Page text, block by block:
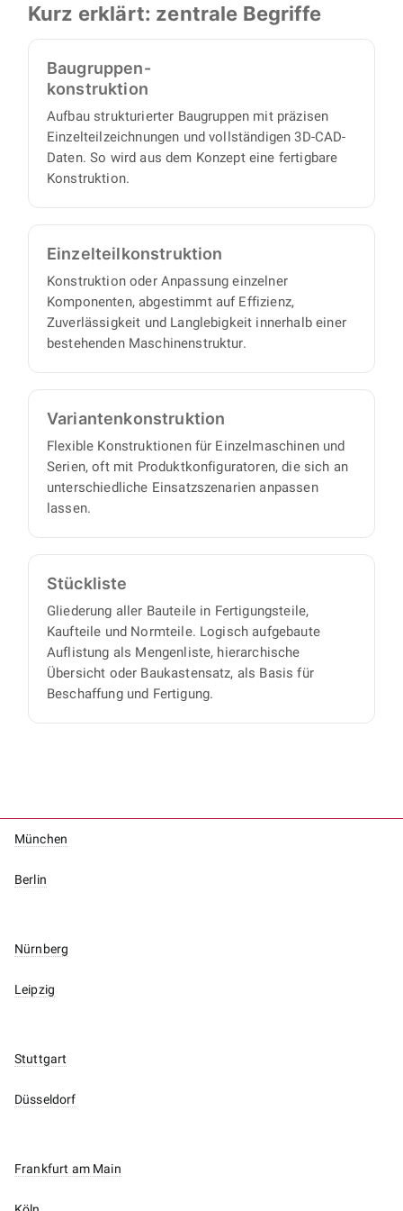
Montagezeichnungen, Einzelteilzeichnungen
sowie strukturierte Stücklisten. Damit lassen
beschaffen oder fertigen.
Kurz erklärt: zentrale Begriffe
Baugruppen-
konstruktion
Aufbau strukturierter Baugruppen mit präzisen
Einzelteilzeichnungen und vollständigen 3D-CAD-
Daten. So wird aus dem Konzept eine fertigbare
Konstruktion.
Einzelteil­konstruktion
Konstruktion oder Anpassung einzelner
Komponenten, abgestimmt auf Effizienz,
Zuverlässigkeit und Langlebigkeit innerhalb einer
bestehenden Maschinenstruktur.
Varianten­konstruktion
Flexible Konstruktionen für Einzelmaschinen und
Serien, oft mit Produktkonfiguratoren, die sich an
unterschiedliche Einsatzszenarien anpassen
lassen.
Stückliste
Gliederung aller Bauteile in Fertigungsteile,
Kaufteile und Normteile. Logisch aufgebaute
Auflistung als Mengenliste, hierarchische
Übersicht oder Baukastensatz, als Basis für
Beschaffung und Fertigung.
München
Berlin
Nürnberg
Leipzig
Stuttgart
Düsseldorf
Frankfurt am Main